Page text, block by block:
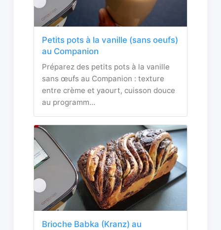
Petits pots à la vanille (sans oeufs)
au Companion
Préparez des petits pots à la vanille
sans œufs au Companion : texture
entre crème et yaourt, cuisson douce
au programm…
Brioche Babka (Kranz) au